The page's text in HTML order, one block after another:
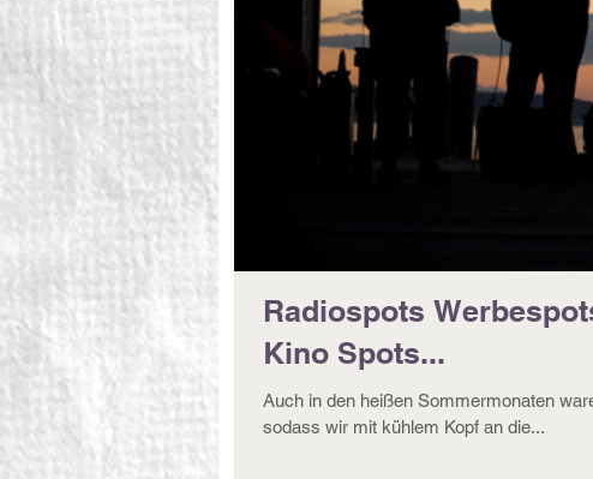
Radiospots
Kino Spots...
Auch in den heißen Sommermonaten
sodass wir mit kühlem Kopf an die...